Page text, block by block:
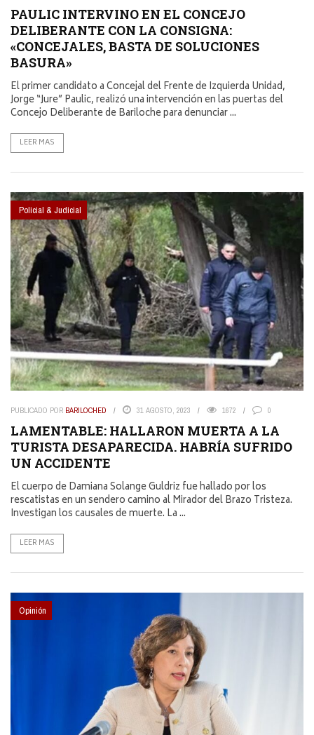
PAULIC INTERVINO EN EL CONCEJO
DELIBERANTE CON LA CONSIGNA:
«CONCEJALES, BASTA DE SOLUCIONES
BASURA»
El primer candidato a Concejal del Frente de Izquierda Unidad,
Jorge “Jure” Paulic, realizó una intervención en las puertas del
Concejo Deliberante de Bariloche para denunciar ...
LEER MAS
Policial & Judicial
PUBLICADO POR BARILOCHED 31 AGOSTO, 2023 1672 0
LAMENTABLE: HALLARON MUERTA A LA
TURISTA DESAPARECIDA. HABRÍA SUFRIDO
UN ACCIDENTE
El cuerpo de Damiana Solange Guldriz fue hallado por los
rescatistas en un sendero camino al Mirador del Brazo Tristeza.
Investigan los causales de muerte. La ...
LEER MAS
Opinión